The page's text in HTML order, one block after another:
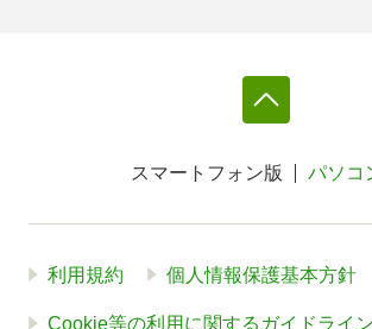
スマートフォン版 パソコ
利用規約 個人情報保護基本方針
Cookie等の利用に関するガイドライン